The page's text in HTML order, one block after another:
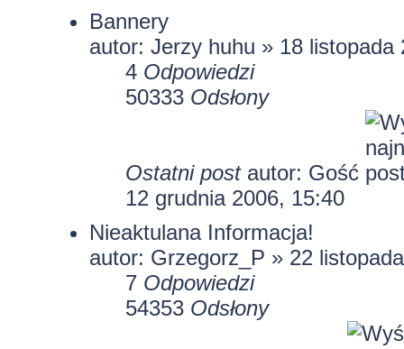
Bannery
autor: Jerzy huhu » 18 listopada
4 Odpowiedzi
50333 Odsłony
Ostatni post autor: Gość
12 grudnia 2006, 15:40
Nieaktulana Informacja!
autor: Grzegorz_P » 22
7 Odpowiedzi
54353 Odsłony